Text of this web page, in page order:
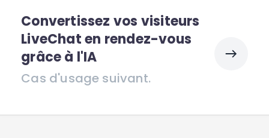
Convertissez vos visiteurs
LiveChat en rendez-vous
grâce à l'IA
Cas d'usage suivant.